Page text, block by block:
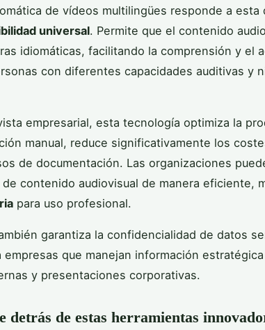
de vídeos multilingües responde a esta
universal. Permite que el contenido
idiomáticas, facilitando la comprensión y el
con diferentes capacidades auditivas y
empresarial, esta tecnología optimiza la
manual, reduce significativamente los
de documentación. Las organizaciones
contenido audiovisual de manera eficiente,
para uso profesional.
garantiza la confidencialidad de datos
empresas que manejan información
y presentaciones corporativas.
detrás de estas herramientas